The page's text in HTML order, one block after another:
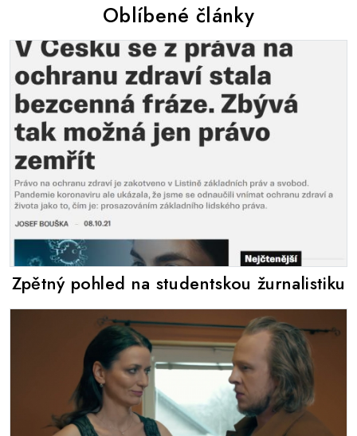
Oblíbené články
Zpětný pohled na studentskou žurnalistiku